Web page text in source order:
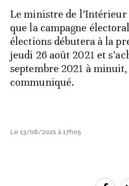
Le ministre de
que la campagne
élections débutera à la
jeudi 26 août 2021 et
septembre 2021 à
communiqué.
Le 13/08/2021 à 17h05